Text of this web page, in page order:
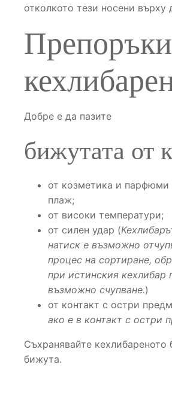
отколкото тези носени върху
Добре е да пазите
бижутата от
от козметика и парфюми
плаж;
от високи температури;
от силен удар (
натиск е възможно
процес на сортиране,
при истинския кехлибар
възможно счупване.)
от контакт с остри
ако е в контакт с остри
Съхранявайте
бижута.